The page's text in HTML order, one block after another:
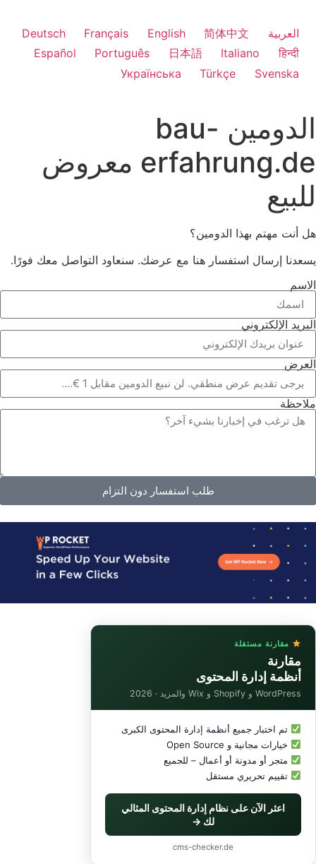
العربية 简体中文
English
Français
Deutsch
हिन्दी
Italiano
日本語
Português
Español
Svenska
Türkçe
Українська
الدومين bau-
erfahrung.de معروض
أنت مهتم بهذا الدومين؟
إرسال استفسار هنا مع عرضك. سنعاود التواصل معك فورًا.
الإلكتروني
طلب استفسار دون التزام
مقارنة مستقلة
مقارنة
أنظمة إدارة المحتوى
WordPress و Shopify و Wix والمزيد · 2026
تم اختبار جميع أنظمة إدارة المحتوى الكبرى
خيارات مجانية و Open Source
متجر أو مدونة أو أعمال – للجميع
تقييم تحريري مستقل
اعثر الآن على نظام إدارة المحتوى المثالي
لك →
cms-checker.de